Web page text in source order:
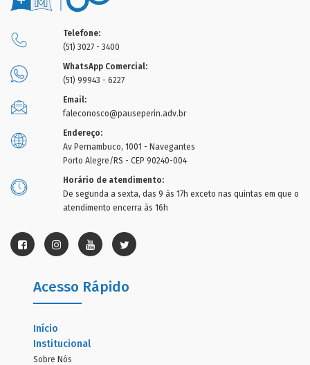
Telefone:
(51) 3027 - 3400
WhatsApp Comercial:
(51) 99943 - 6227
Email:
faleconosco@pauseperin.adv.br
Endereço:
Av Pernambuco, 1001 - Navegantes
Porto Alegre/RS - CEP 90240-004
Horário de atendimento:
De segunda a sexta, das 9 às 17h exceto nas quintas em que o
atendimento encerra às 16h
Acesso Rápido
Início
Institucional
Sobre Nós